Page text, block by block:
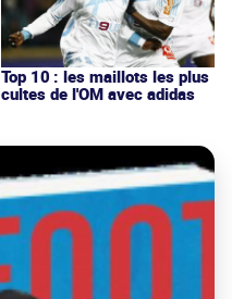
Top 10 : les maillots les plus
cultes de l'OM avec adidas